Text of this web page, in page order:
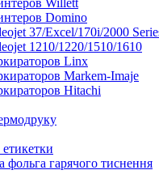
Willett
Domino
37/Excel/170i/2000
1210/1220/1510/1610
Linx
Markem-Imaje
Hitachi
фольга гарячого тиснення